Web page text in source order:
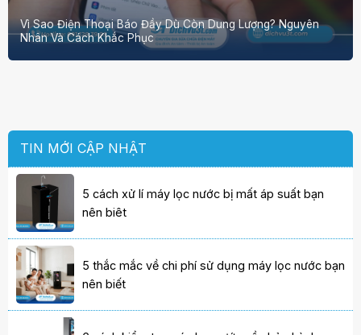
Vì Sao Điện Thoại Báo Đầy Dù Còn Dung Lượng? Nguyên
Nhân Và Cách Khắc Phục
TIN MỚI CẬP NHẬT
5 cách xử lí máy lọc nước bị mất áp suất bạn
nên biêt
5 thắc mắc về chi phí sử dụng máy lọc nước bạn
nên biết